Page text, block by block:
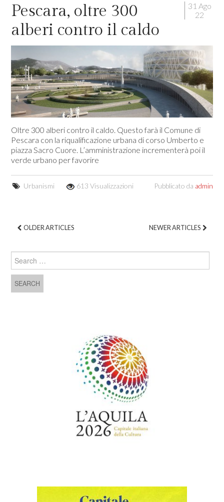
31 Ago
22
Pescara, oltre 300
alberi contro il caldo
Oltre 300 alberi contro il caldo. Questo farà il Comune di
Pescara con la riqualificazione urbana di corso Umberto e
piazza Sacro Cuore. L’amministrazione incrementerà poi il
verde urbano per favorire
Urbanismi 613 Visualizzazioni Pubblicato da admin
OLDER ARTICLES NEWER ARTICLES
Search for: